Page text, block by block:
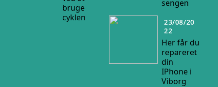
bruge
cyklen
sengen
23/08/20
22
Her får du
repareret
din
IPhone i
Viborg